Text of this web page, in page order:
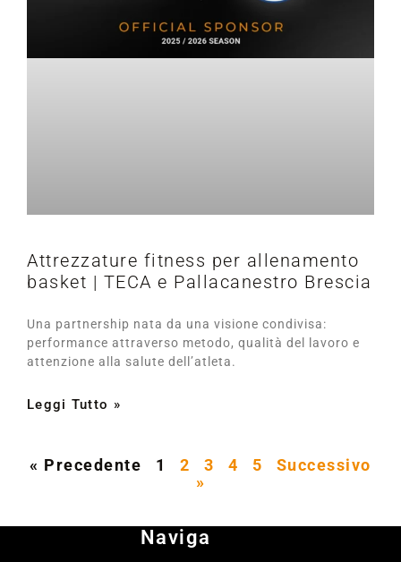
Attrezzature fitness per allenamento
basket | TECA e Pallacanestro Brescia
Una partnership nata da una visione condivisa:
performance attraverso metodo, qualità del lavoro e
attenzione alla salute dell’atleta.
Leggi Tutto »
« Precedente 1 2 3 4 5
Successivo
»
Naviga